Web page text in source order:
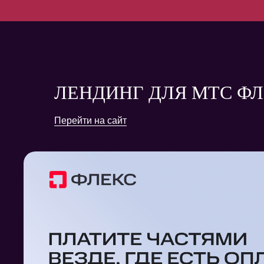
ЛЕНДИНГ ДЛЯ МТС
Перейти на сайт